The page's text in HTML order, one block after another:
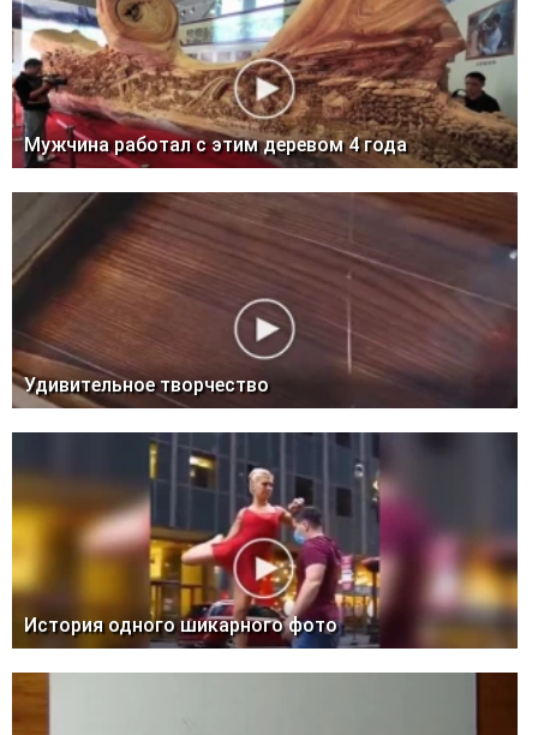
Мужчина работал с этим деревом 4 года
Удивительное творчество
История одного шикарного фото